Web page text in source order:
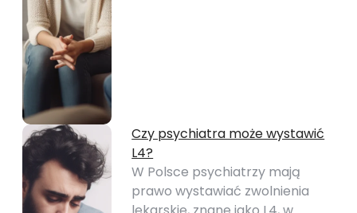
Czy psychiatra może wystawić
L4?
W Polsce psychiatrzy mają
prawo wystawiać zwolnienia